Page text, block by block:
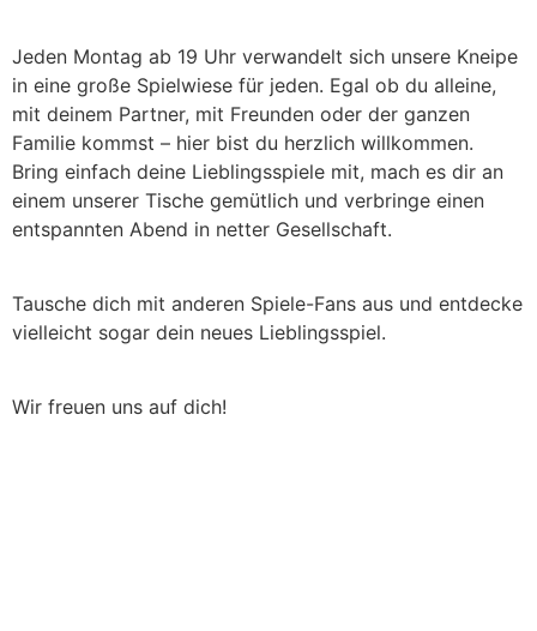
​Jeden Montag ab 19 Uhr verwandelt sich unsere Kneipe
in eine große Spielwiese für jeden. Egal ob du alleine,
mit deinem Partner, mit Freunden oder der ganzen
Familie kommst – hier bist du herzlich willkommen.
Bring einfach deine Lieblingsspiele mit, mach es dir an
einem unserer Tische gemütlich und verbringe einen
entspannten Abend in netter Gesellschaft.
​Tausche dich mit anderen Spiele-Fans aus und entdecke
vielleicht sogar dein neues Lieblingsspiel.
​Wir freuen uns auf dich!